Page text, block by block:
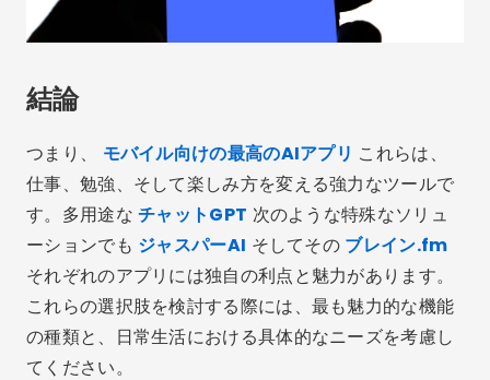
結論
つまり、 モバイル向けの最高のAIアプリ これらは、
仕事、勉強、そして楽しみ方を変える強力なツールで
す。多用途なチャットGPT 次のような特殊なソリュ
ーションでも ジャスパーAI そしてその ブレイン.fm
それぞれのアプリには独自の利点と魅力があります。
これらの選択肢を検討する際には、最も魅力的な機能
の種類と、日常生活における具体的なニーズを考慮し
てください。